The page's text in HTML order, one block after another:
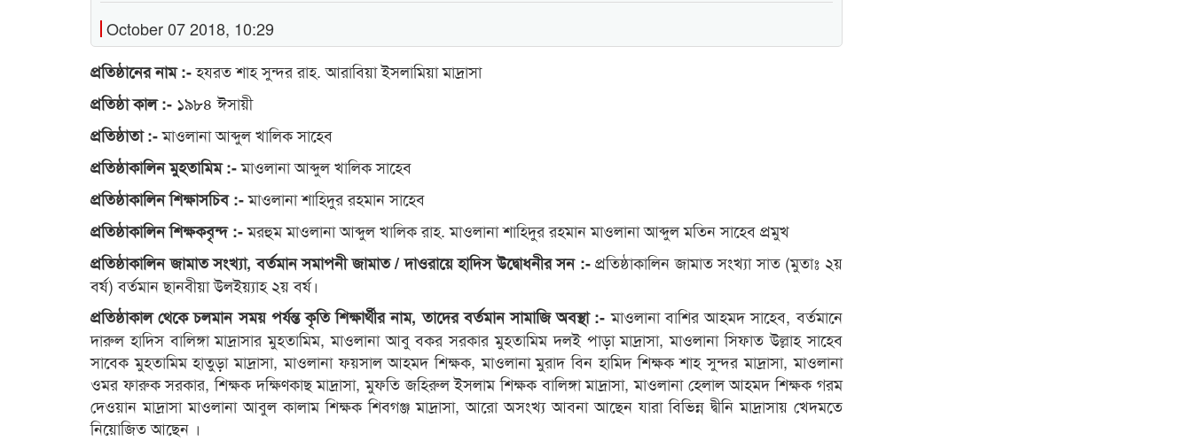
October 07 2018, 10:29
প্রতিষ্ঠানের নাম :-হযরত শাহ সুন্দর রাহ. আরাবিয়া ইসলামিয়া মাদ্রাসা
প্রতিষ্ঠা কাল :- ১৯৮৪ ঈসায়ী
প্রতিষ্ঠাতা :-মাওলানা আব্দুল খালিক সাহেব
প্রতিষ্ঠাকালিন মুহতামিম :-মাওলানা আব্দুল খালিক সাহেব
প্রতিষ্ঠাকালিন শিক্ষাসচিব :-মাওলানা শাহিদুর রহমান সাহেব
প্রতিষ্ঠাকালিন শিক্ষকবৃন্দ :-মরহুম মাওলানা আব্দুল খালিক রাহ. মাওলানা শাহিদুর রহমান মাওলানা আব্দুল মতিন সাহেব প্রমুখ
প্রতিষ্ঠাকালিন জামাত সংখ্যা, বর্তমান সমাপনী জামাত / দাওরায়ে হাদিস উদ্বোধনীর সন :-প্রতিষ্ঠাকালিন জামাত সংখ্যা সাত (মুতাঃ ২য়
বর্ষ) বর্তমান ছানবীয়া উলইয়্যাহ ২য় বর্ষ।
প্রতিষ্ঠাকাল থেকে চলমান সময় পর্যন্ত কৃতি শিক্ষার্থীর নাম, তাদের বর্তমান সামাজি অবস্থা :-মাওলানা বাশির আহমদ সাহেব, বর্তমানে
দারুল হাদিস বালিঙ্গা মাদ্রাসার মুহতামিম, মাওলানা আবু বকর সরকার মুহতামিম দলই পাড়া মাদ্রাসা, মাওলানা সিফাত উল্লাহ সাহেব
সাবেক মুহতামিম হাতুড়া মাদ্রাসা, মাওলানা ফয়সাল আহমদ শিক্ষক, মাওলানা মুরাদ বিন হামিদ শিক্ষক শাহ সুন্দর মাদ্রাসা, মাওলানা
ওমর ফারুক সরকার, শিক্ষক দক্ষিণকাছ মাদ্রাসা, মুফতি জহিরুল ইসলাম শিক্ষক বালিঙ্গা মাদ্রাসা, মাওলানা হেলাল আহমদ শিক্ষক গরম
দেওয়ান মাদ্রাসা মাওলানা আবুল কালাম শিক্ষক শিবগঞ্জ মাদ্রাসা, আরো অসংখ্য আবনা আছেন যারা বিভিন্ন দ্বীনি মাদ্রাসায় খেদমতে
নিয়োজিত আছেন ।